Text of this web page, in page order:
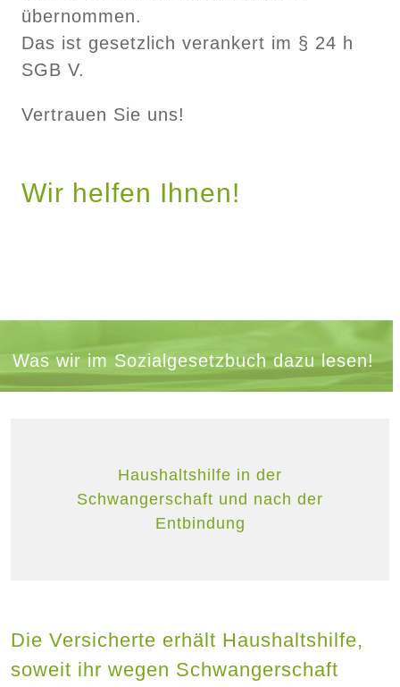
übernommen.
Das ist gesetzlich verankert im § 24 h
SGB V.
Vertrauen Sie uns!
Wir helfen Ihnen!
Was wir im Sozialgesetzbuch dazu lesen!
Haushaltshilfe in der
Schwangerschaft und nach der
Entbindung
Die Versicherte erhält Haushaltshilfe,
soweit ihr wegen Schwangerschaft